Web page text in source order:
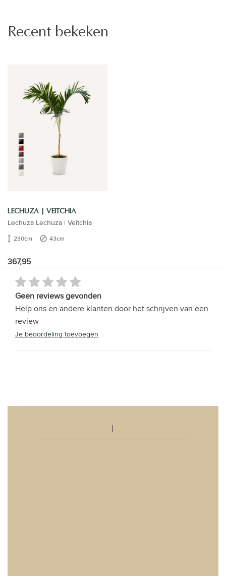
Recent bekeken
LECHUZA | VEITCHIA
Lechuza Lechuza | Veitchia
230cm 43cm
367,95
Geen reviews gevonden
Help ons en andere klanten door het schrijven van een
review
Je beoordeling toevoegen